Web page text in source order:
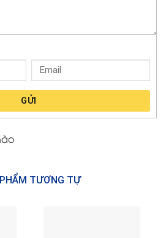
GỬI
TƯƠNG TỰ